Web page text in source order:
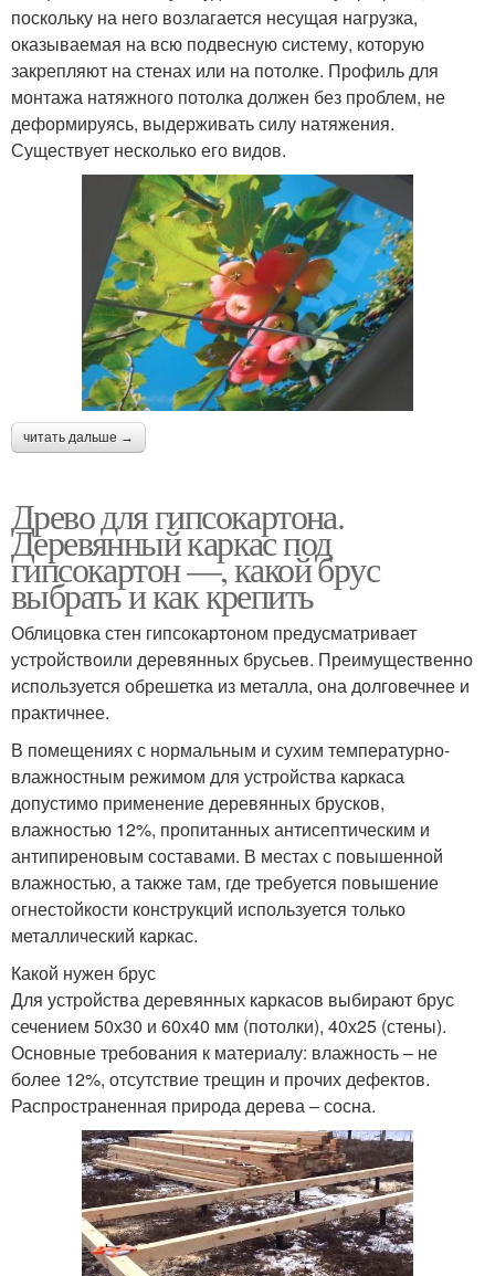
поскольку на него возлагается несущая нагрузка,
оказываемая на всю подвесную систему, которую
закрепляют на стенах или на потолке. Профиль для
монтажа натяжного потолка должен без проблем, не
деформируясь, выдерживать силу натяжения.
Существует несколько его видов.
читать дальше →
Древо для гипсокартона.
Деревянный каркас под
гипсокартон —, какой брус
выбрать и как крепить
Облицовка стен гипсокартоном предусматривает
устройствоили деревянных брусьев. Преимущественно
используется обрешетка из металла, она долговечнее и
практичнее.
В помещениях с нормальным и сухим температурно-
влажностным режимом для устройства каркаса
допустимо применение деревянных брусков,
влажностью 12%, пропитанных антисептическим и
антипиреновым составами. В местах с повышенной
влажностью, а также там, где требуется повышение
огнестойкости конструкций используется только
металлический каркас.
Какой нужен брус
Для устройства деревянных каркасов выбирают брус
сечением 50х30 и 60х40 мм (потолки), 40х25 (стены).
Основные требования к материалу: влажность – не
более 12%, отсутствие трещин и прочих дефектов.
Распространенная природа дерева – сосна.